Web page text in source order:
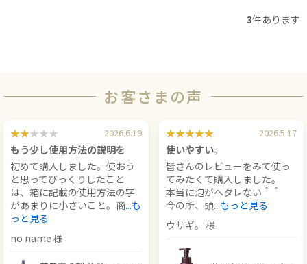
3件あります
お客さまの声
2026.6.19
もう少し使用方法の説明を
初めて購入しました。使おう
と思ってびっくりしたこと
は、箱に記載の使用方法の字
があまりに小さいこと。商...も
っと見る
no name
2026.5.17
使いやすい。
皆さんのレビューをみて使っ
てみたくて購入しました。
本当に泡がヘタレない＾＾
今の所、頭...もっと見る
ウサギ。